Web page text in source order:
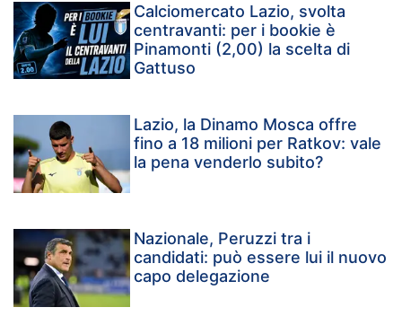
Calciomercato Lazio, svolta
centravanti: per i bookie è
Pinamonti (2,00) la scelta di
Gattuso
Lazio, la Dinamo Mosca offre
fino a 18 milioni per Ratkov: vale
la pena venderlo subito?
Nazionale, Peruzzi tra i
candidati: può essere lui il nuovo
capo delegazione